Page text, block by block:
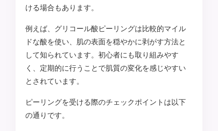
ける場合もあります。
例えば、グリコール酸ピーリングは比較的マイル
ドな酸を使い、肌の表面を穏やかに剥がす方法と
して知られています。初心者にも取り組みやす
く、定期的に行うことで肌質の変化を感じやすい
とされています。
ピーリングを受ける際のチェックポイントは以下
の通りです。